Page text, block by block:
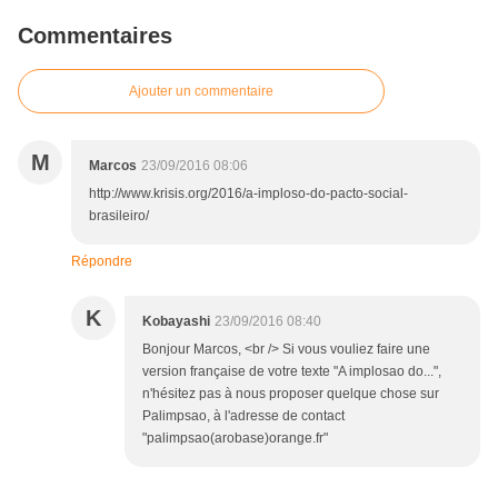
Commentaires
Ajouter un commentaire
M Marcos 23/09/2016 08:06
http://www.krisis.org/2016/a-imploso-do-pacto-social-
brasileiro/
Répondre
K Kobayashi 23/09/2016 08:40
Bonjour Marcos, <br /> Si vous vouliez faire une
version française de votre texte "A implosao do...",
n'hésitez pas à nous proposer quelque chose sur
Palimpsao, à l'adresse de contact
"palimpsao(arobase)orange.fr"